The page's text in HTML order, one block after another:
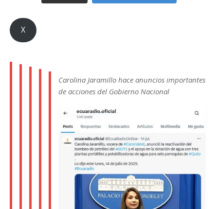
X
Carolina Jaramillo hace anuncios importantes
de acciones del Gobierno Nacional